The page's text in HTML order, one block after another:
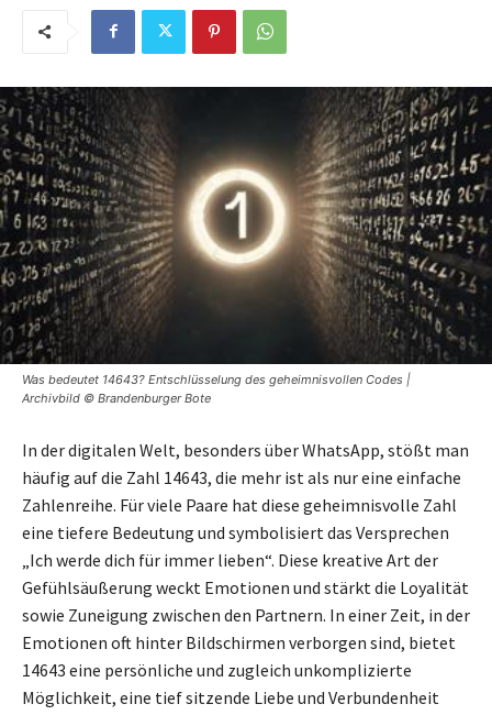
Was bedeutet 14643? Entschlüsselung des geheimnisvollen Codes |
Archivbild © Brandenburger Bote
In der digitalen Welt, besonders über WhatsApp, stößt man
häufig auf die Zahl 14643, die mehr ist als nur eine einfache
Zahlenreihe. Für viele Paare hat diese geheimnisvolle Zahl
eine tiefere Bedeutung und symbolisiert das Versprechen
„Ich werde dich für immer lieben“. Diese kreative Art der
Gefühlsäußerung weckt Emotionen und stärkt die Loyalität
sowie Zuneigung zwischen den Partnern. In einer Zeit, in der
Emotionen oft hinter Bildschirmen verborgen sind, bietet
14643 eine persönliche und zugleich unkomplizierte
Möglichkeit, eine tief sitzende Liebe und Verbundenheit